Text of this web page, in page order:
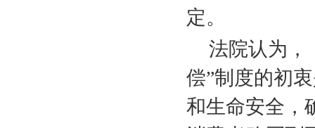
定。
法院认为，
偿”制度的初
和生命安全，